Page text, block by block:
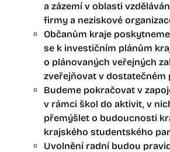
a zázemí v oblasti
firmy a neziskové
Občanům kraje
se k investičním plánům
o plánovaných veřejných
zveřejňovat v dostatečném
Budeme pokračovat v
v rámci škol do aktivit, v
přemýšlet o budoucnosti
krajského studentského
Uvolnění radní budou